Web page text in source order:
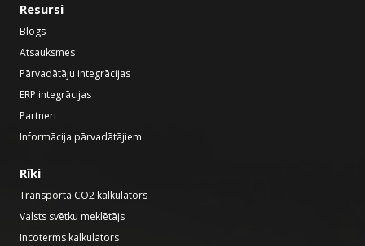
Resursi
Blogs
Atsauksmes
Pārvadātāju integrācijas
ERP integrācijas
Partneri
Informācija pārvadātājiem
Rīki
Transporta CO2 kalkulators
Valsts svētku meklētājs
Incoterms kalkulators